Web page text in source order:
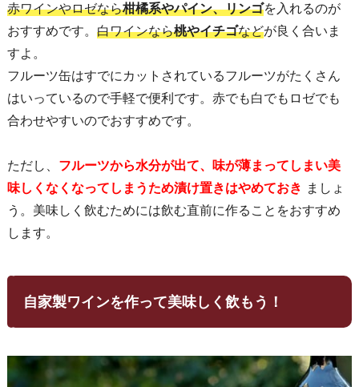
赤ワインやロゼなら柑橘系やパイン、リンゴを入れるのが
おすすめです。 白ワインなら桃やイチゴなどが良く合いま
すよ。
フルーツ缶はすでにカットされているフルーツがたくさん
はいっているので手軽で便利です。赤でも白でもロゼでも
合わせやすいのでおすすめです。
ただし、 フルーツから水分が出て、味が薄まってしまい美
味しくなくなってしまうため漬け置きはやめておき ましょ
う。美味しく飲むためには飲む直前に作ることをおすすめ
します。
自家製ワインを作って美味しく飲もう！